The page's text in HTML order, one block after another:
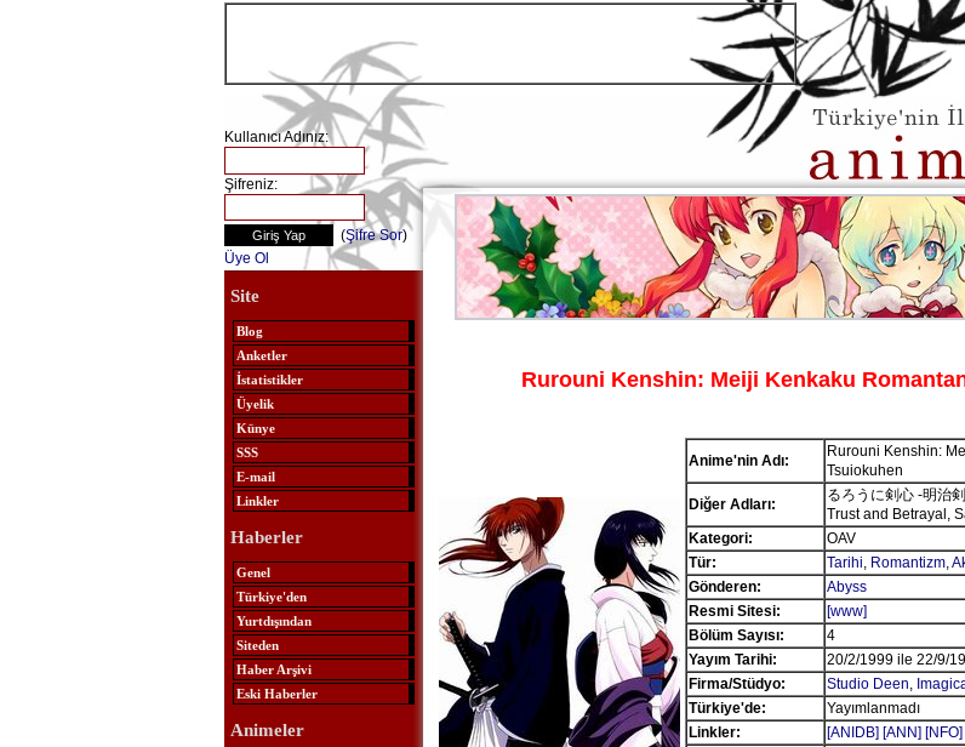
Kullanıcı Adınız:
Şifreniz:
(Şifre Sor)
Üye Ol
Site
Blog
Anketler
İstatistikler
Üyelik
Künye
SSS
E-mail
Linkler
Haberler
Genel
Türkiye'den
Yurtdışından
Siteden
Haber Arşivi
Eski Haberler
Animeler
Rurouni Kenshin: Meiji Kenkaku
Anime'nin Adı:
Rurouni Kenshin:
Tsuiokuhen
Diğer Adları:
るろうに剣心 -明治
Trust and Betrayal,
Kategori:
OAV
Tür:
Tarihi, Romantizm,
Gönderen:
Abyss
Resmi Sitesi:
[www]
Bölüm Sayısı:
4
Yayım Tarihi:
20/2/1999 ile 22/9/
Firma/Stüdyo:
Studio Deen,
Türkiye'de:
Yayımlanmadı
Linkler:
[ANIDB] [ANN] [NFO]